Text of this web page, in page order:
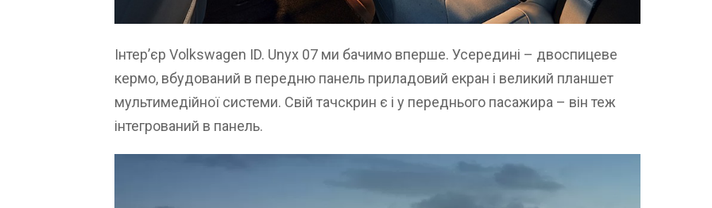
Інтер’єр Volkswagen ID. Unyx 07 ми бачимо вперше. Усередині – двоспицеве ​​
кермо, вбудований в передню панель приладовий екран і великий планшет
мультимедійної системи. Свій тачскрин є і у переднього пасажира – він теж
інтегрований в панель.